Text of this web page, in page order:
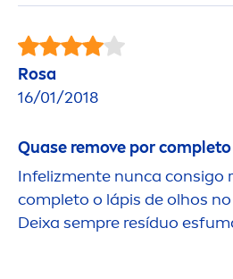
Rosa
16/01/2018
Quase remove por completo
Infelizmente nunca consigo
completo o lápis de olhos
Deixa sempre resíduo